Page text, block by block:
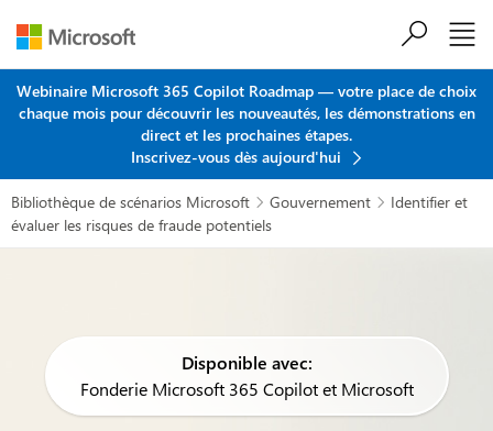
Webinaire Microsoft 365 Copilot Roadmap — votre place de choix
chaque mois pour découvrir les nouveautés, les démonstrations en
direct et les prochaines étapes.
Inscrivez-vous dès aujourd'hui
Bibliothèque de scénarios Microsoft  Gouvernement 
Identifier et
évaluer les risques de fraude potentiels
Disponible avec:
Fonderie Microsoft 365 Copilot et Microsoft